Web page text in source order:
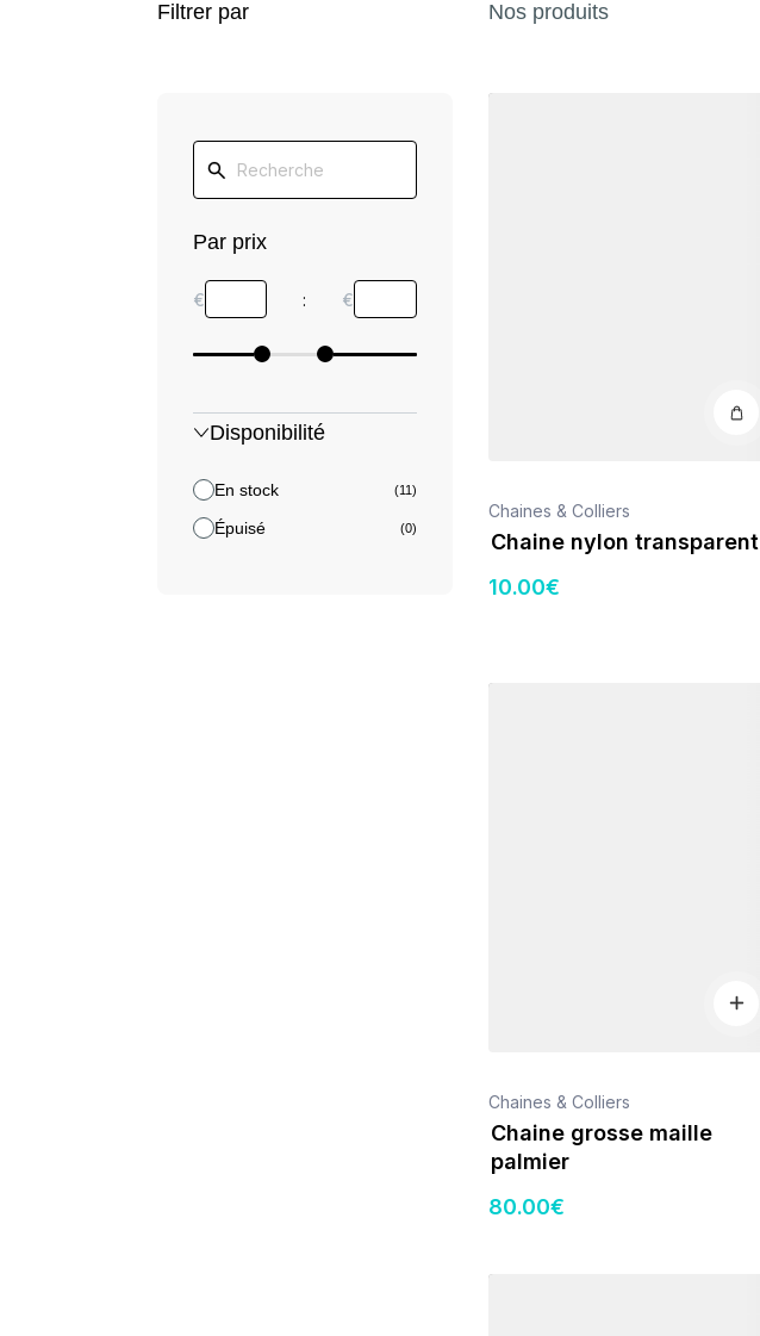
Filtrer par Nos produits
Par prix
€ : €
Disponibilité
En stock (11)
Épuisé (0)
Chaines & Colliers
Chaine nylon transparent
10.00€
Chaines & Colliers
Chaine grosse maille
palmier
80.00€